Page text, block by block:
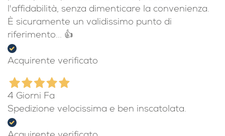
Non è la prima volta che acquisto da Ottica
Zanichelli e mi sono sempre trovato bene. Mi
piace per la professionalità, la precisione e
l'affidabilità, senza dimenticare la convenienza.
È sicuramente un validissimo punto di
Acquirente verificato
4 Giorni Fa